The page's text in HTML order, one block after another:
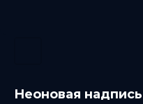
Неоновая